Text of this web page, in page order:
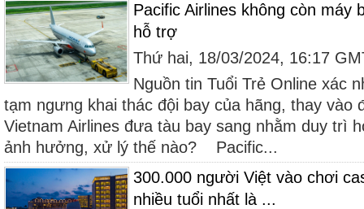
Pacific Airlines không còn máy
hỗ trợ
Thứ hai, 18/03/2024, 16:17
Nguồn tin Tuổi Trẻ Online xác
tạm ngưng khai thác đội bay của hãng, thay vào
Vietnam Airlines đưa tàu bay sang nhằm duy trì
ảnh hưởng, xử lý thế nào? Pacific...
300.000 người Việt vào chơi
nhiều tuổi nhất là ...